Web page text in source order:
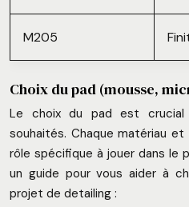
M205
Choix du pad (mousse,
Le choix du pad est
souhaités. Chaque matériau
rôle spécifique à jouer dans le
un guide pour vous aider à
projet de detailing :